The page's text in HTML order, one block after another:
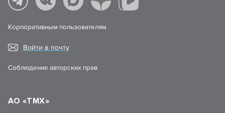
Корпоративным пользователям
Войти в почту
Соблюдение авторских прав
АО «ТМХ»